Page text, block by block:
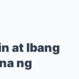
at Ibang
ng